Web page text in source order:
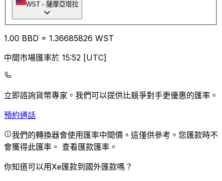
WST - 薩摩亞塔拉
1.00 BBD = 1.36685826 WST
中間市場匯率於 15:52 [UTC]
立即諮詢貨幣專家。 我們可以提供比競爭對手更優惠的匯率。
預約通話
我們的轉換器會使用匯率中間價。這僅供參考。您匯款時不
會獲得此匯率。 查看匯款匯率。
你知道可以用Xe匯款到國外匯款嗎？